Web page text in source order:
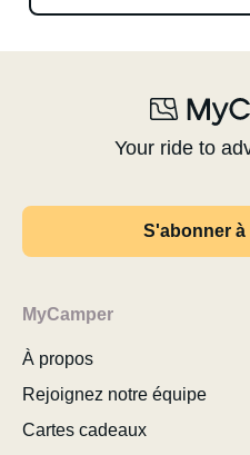
Your ride to
S'abonner à
MyCamper
À propos
Rejoignez notre équipe
Cartes cadeaux